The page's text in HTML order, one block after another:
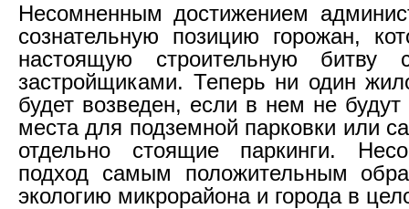
Несомненным достижением
сознательную позицию горожан,
настоящую строительную битву
застройщиками. Теперь ни один
будет возведен, если в нем не
места для подземной парковки или
отдельно стоящие паркинги.
подход самым положительным
экологию микрорайона и города в